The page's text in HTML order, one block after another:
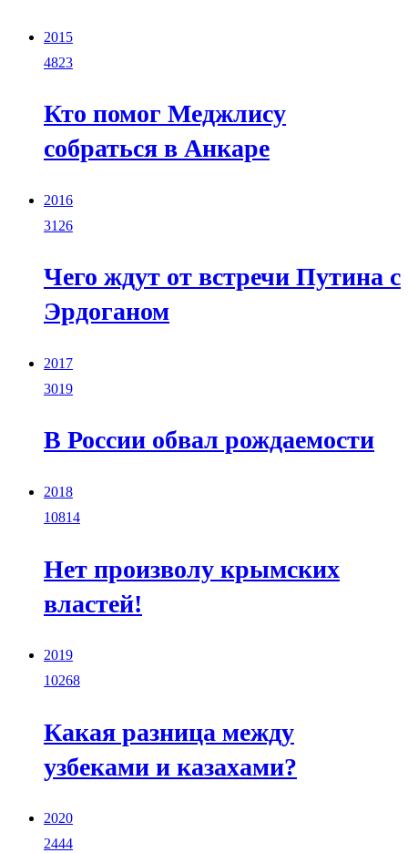
2015
4823
Кто помог Меджлису
собраться в Анкаре
2016
3126
Чего ждут от встречи Путина с
Эрдоганом
2017
3019
В России обвал рождаемости
2018
10814
Нет произволу крымских
властей!
2019
10268
Какая разница между
узбеками и казахами?
2020
2444